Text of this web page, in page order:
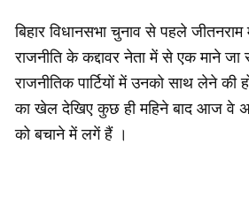
बिहार विधानसभा चुनाव से पहले
राजनीति के कद्दावर नेता में से एक माने
राजनीतिक पार्टियों में उनको साथ लेने की
का खेल देखिए कुछ ही महिने बाद आज वे
को बचाने में लगें हैं ।